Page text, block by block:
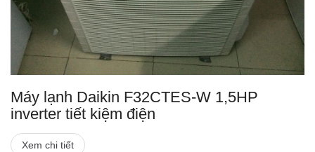
Máy lạnh Daikin F32CTES-W 1,5HP
inverter tiết kiệm điện
Xem chi tiết